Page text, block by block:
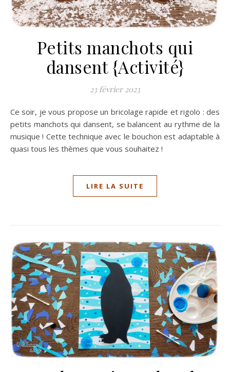
Petits manchots qui
dansent {Activité}
23 février 2023
Ce soir, je vous propose un bricolage rapide et rigolo : des
petits manchots qui dansent, se balancent au rythme de la
musique ! Cette technique avec le bouchon est adaptable à
quasi tous les thèmes que vous souhaitez !
LIRE LA SUITE